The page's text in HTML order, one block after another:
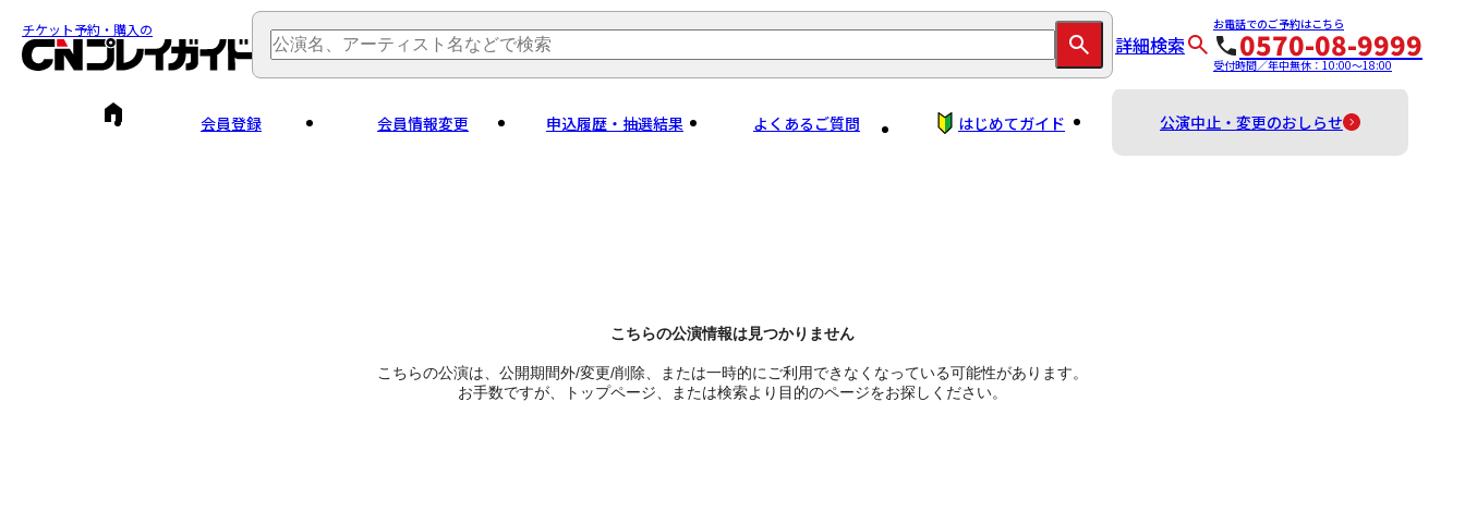
チケット予約・購入の
詳細検索
お電話でのご予約はこちら
0570-08-9999
受付時間／年中無休：10:00～18:00
会員登録 会員情報変更 申込履歴・抽選結果 よくあるご質問 はじめてガイド 公演中止・変更のおしらせ
こちらの公演情報は見つかりません
こちらの公演は、公開期間外/変更/削除、または一時的にご利用できなくなっている可能性があります。
お手数ですが、トップページ、または検索より目的のページをお探しください。